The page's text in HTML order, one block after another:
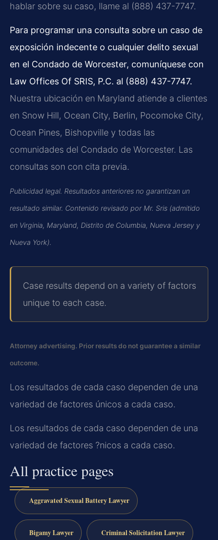
hablar sobre su caso, llame al (888) 437-7747.
Para programar una consulta sobre un caso de
exposición indecente o cualquier delito sexual
en el Condado de Worcester, comuníquese con
Law Offices Of SRIS, P.C. al (888) 437-7747.
Nuestra ubicación en Maryland atiende a clientes
en Snow Hill, Ocean City, Berlin, Pocomoke City,
Ocean Pines, Bishopville y todas las
comunidades del Condado de Worcester. Las
consultas son con cita previa.
Publicidad legal. Resultados anteriores no garantizan un
resultado similar. Contenido revisado por Mr. Sris (admitido
en Virginia, Maryland, Distrito de Columbia, Nueva Jersey y
Nueva York).
Case results depend on a variety of factors
unique to each case.
Attorney advertising. Prior results do not guarantee a similar
outcome.
Los resultados de cada caso dependen de una
variedad de factores únicos a cada caso.
Los resultados de cada caso dependen de una
variedad de factores ?nicos a cada caso.
All practice pages
Aggravated Sexual Battery Lawyer
Bigamy Lawyer Criminal Solicitation Lawyer